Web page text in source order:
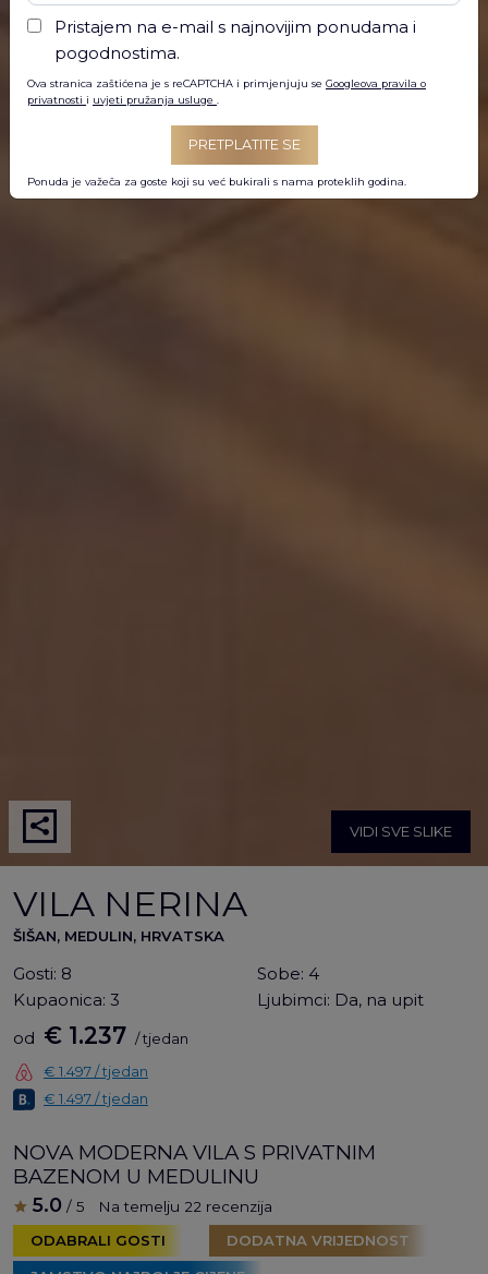
VIDI SVE SLIKE
VILA NERINA
ŠIŠAN, MEDULIN, HRVATSKA
NOVA MODERNA VILA S PRIVATNIM
BAZENOM U MEDULINU
5.0 / 5 Na temelju 22 recenzija
Gosti: 8 Sobe: 4
Kupaonica: 3 Ljubimci: Da, na upit
od € 1.237 / tjedan
€ 1.497 / tjedan
€ 1.497 / tjedan
ODABRALI GOSTI DODATNA VRIJEDNOST
Pristajem na e-mail s najnovijim ponudama i
pogodnostima.
Ova stranica zaštićena je s reCAPTCHA i primjenjuju se Googleova pravila o
privatnosti i uvjeti pružanja usluge
PRETPLATITE SE
Ponuda je važeča za goste koji su već bukirali s nama proteklih godina.